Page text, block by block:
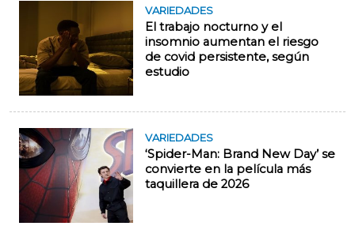
VARIEDADES
El trabajo nocturno y el
insomnio aumentan el riesgo
de covid persistente, según
estudio
VARIEDADES
‘Spider-Man: Brand New Day’ se
convierte en la película más
taquillera de 2026